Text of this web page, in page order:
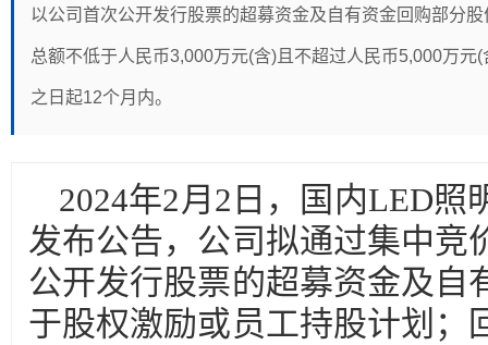
以公司首次公开发行股票的超募资金及自有资金回购部分
总额不低于人民币3,000万元(含)且不超过人民币5,000万
之日起12个月内。
2024年2月2日，国内LED照
发布公告，公司拟通过集中竞
公开发行股票的超募资金及自
于股权激励或员工持股计划；